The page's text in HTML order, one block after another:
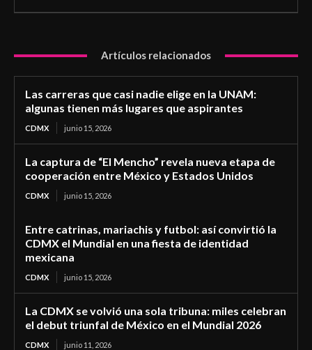
Artículos relacionados
Las carreras que casi nadie elige en la UNAM:
algunas tienen más lugares que aspirantes
CDMX junio 15, 2026
La captura de “El Mencho” revela nueva etapa de
cooperación entre México y Estados Unidos
CDMX junio 15, 2026
Entre catrinas, mariachis y futbol: así convirtió la
CDMX el Mundial en una fiesta de identidad
mexicana
CDMX junio 15, 2026
La CDMX se volvió una sola tribuna: miles celebran
el debut triunfal de México en el Mundial 2026
CDMX junio 11, 2026